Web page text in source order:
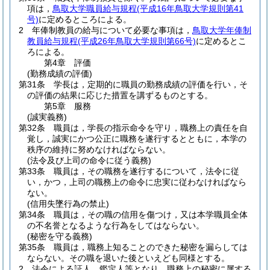
項は， 鳥取大学職員給与規程(平成16年鳥取大学規則第41
号)に定めるところによる。
2
年俸制教員の給与について必要な事項は， 鳥取大学年俸制
教員給与規程(平成26年鳥取大学規則第66号)に定めるとこ
ろによる。
第4章
評価
(勤務成績の評価)
第31条
学長は，定期的に職員の勤務成績の評価を行い，そ
の評価の結果に応じた措置を講ずるものとする。
第5章
服務
(誠実義務)
第32条
職員は，学長の指示命令を守り，職務上の責任を自
覚し，誠実にかつ公正に職務を遂行するとともに，本学の
秩序の維持に努めなければならない。
(法令及び上司の命令に従う義務)
第33条
職員は，その職務を遂行するについて，法令に従
い，かつ，上司の職務上の命令に忠実に従わなければなら
ない。
(信用失墜行為の禁止)
第34条
職員は，その職の信用を傷つけ，又は本学職員全体
の不名誉となるような行為をしてはならない。
(秘密を守る義務)
第35条
職員は，職務上知ることのできた秘密を漏らしては
ならない。 その職を退いた後といえども同様とする。